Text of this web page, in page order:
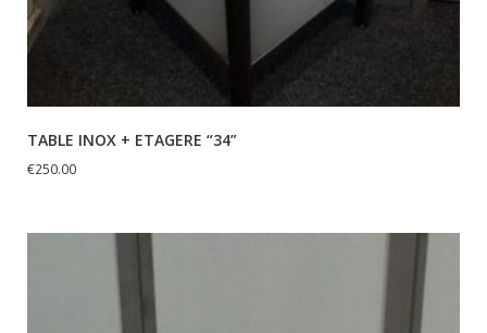
TABLE INOX + ETAGERE “34”
€250.00